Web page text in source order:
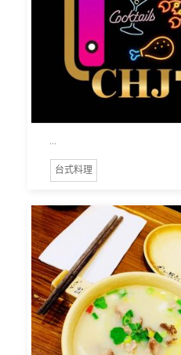
...
台式料理